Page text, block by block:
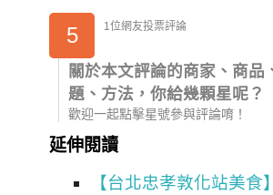
5 1位網友投票評論
關於本文評論的商家、商品
題、方法，你給幾顆星呢？
歡迎一起點擊星號參與評論唷！
延伸閱讀
【台北忠孝敦化站美食